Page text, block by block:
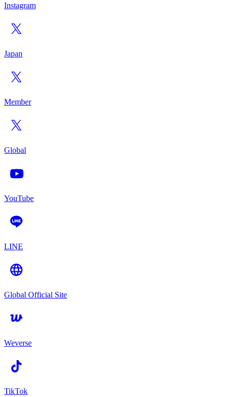
Instagram
Japan
Member
Global
YouTube
LINE
Global Official Site
Weverse
TikTok